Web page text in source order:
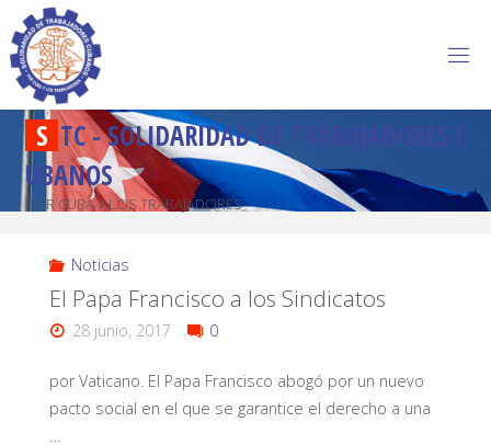
S TC-SOLIDARIDADD R A BAJADORES C
U BANOS
POR CUBA Y LOS TRABAJADORES
Noticias
El Papa Francisco a los Sindicatos
28 junio, 2017 0
por Vaticano. El Papa Francisco abogó por un nuevo
pacto social en el que se garantice el derecho a una